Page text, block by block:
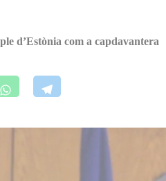
d’Estònia com a capdavantera